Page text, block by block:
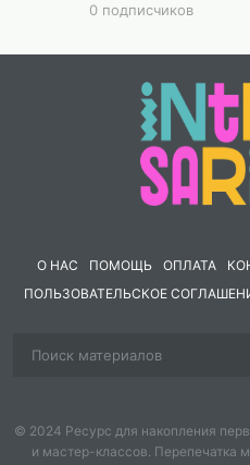
0 подписчиков
О НАС ПОМОЩЬ ОПЛАТА
ПОЛЬЗОВАТЕЛЬСКОЕ
© 2024 Ресурс для накопления
и мастер-классов. Перепечатка